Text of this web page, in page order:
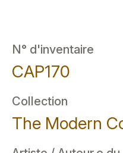
N° d'inventaire
CAP170
Collection
The Modern